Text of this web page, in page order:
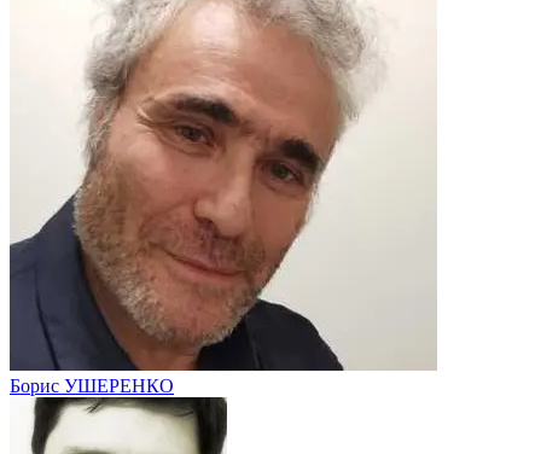
Борис УШЕРЕНКО